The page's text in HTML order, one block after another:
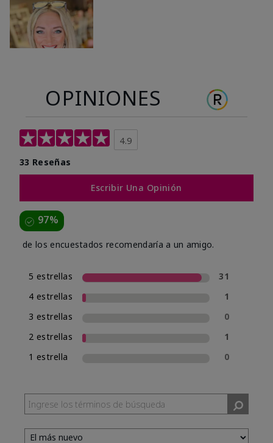
OPINIONES
4.9
33 Reseñas
Escribir Una Opinión
97%
de los encuestados recomendaría a un amigo.
5 estrellas
31
4 estrellas
1
3 estrellas
0
2 estrellas
1
1 estrella
0